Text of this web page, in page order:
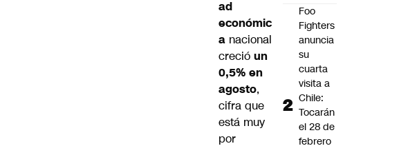
ad
económic
a nacional
creció un
0,5% en
agosto,
cifra que
está muy
por
Foo
Fighters
anuncia
su
cuarta
visita a
Chile:
Tocarán
el 28 de
febrero